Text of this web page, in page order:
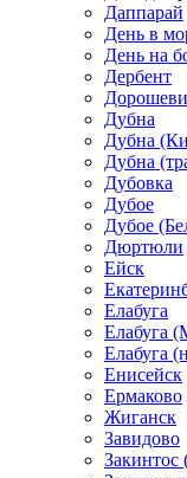
Даппарай
День в
День на
Дербент
Дубна
Дубна
Дубна
Дубовка
Дубое
Дубое
Дюртюли
Ейск
Елабуга
Елабуга
Елабуга
Енисейск
Ермаково
Жиганск
Завидово
Закинтос